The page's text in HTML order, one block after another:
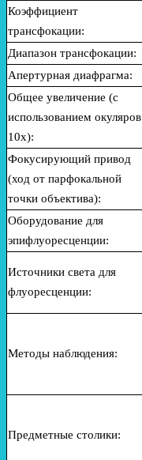
Коэффициент
трансфокации:
Диапазон трансфокации:
Апертурная диафрагма:
Общее увеличение (с
использованием окуляров
10x):
Фокусирующий привод
(ход от парфокальной
точки объектива):
Оборудование для
эпифлуоресценции:
Источники света для
флуоресценции:
Методы наблюдения:
Предметные столики: